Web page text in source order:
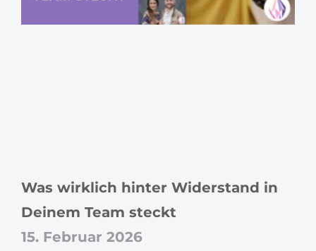
Was wirklich hinter Widerstand in
Deinem Team steckt
15. Februar 2026